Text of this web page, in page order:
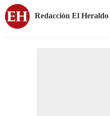
Redacción El Heraldo